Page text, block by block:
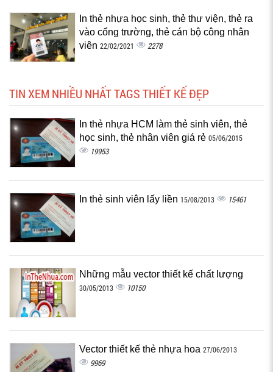
In thẻ nhựa học sinh, thẻ thư viện, thẻ ra
vào cổng trường, thẻ cán bộ công nhân
viên 22/02/2021 2278
TIN XEM NHIỀU NHẤT TAGS THIẾT KẾ ĐẸP
In thẻ nhựa HCM làm thẻ sinh viên, thẻ
học sinh, thẻ nhân viên giá rẻ 05/06/2015
19953
In thẻ sinh viên lấy liền 15/08/2013 15461
Những mẫu vector thiết kế chất lượng
30/05/2013 10150
Vector thiết kế thẻ nhựa hoa 27/06/2013
9969